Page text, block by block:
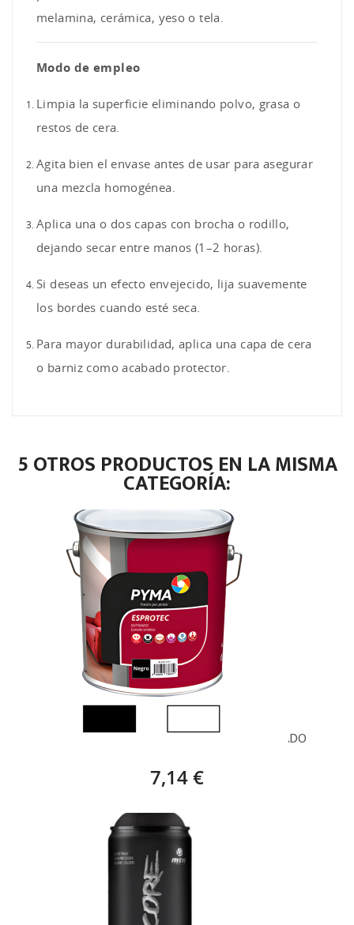
melamina, cerámica, yeso o tela.
Modo de empleo
Limpia la superficie eliminando polvo, grasa o
restos de cera.
Agita bien el envase antes de usar para asegurar
una mezcla homogénea.
Aplica una o dos capas con brocha o rodillo,
dejando secar entre manos (1–2 horas).
Si deseas un efecto envejecido, lija suavemente
los bordes cuando esté seca.
Para mayor durabilidad, aplica una capa de cera
o barniz como acabado protector.
5 OTROS PRODUCTOS EN LA MISMA
CATEGORÍA:
PYMA ESPROTEC CLASSIC SINTÉTICO SATINADO
7,14 €